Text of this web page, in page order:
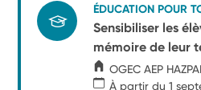
ÉDUCATION POUR
Sensibiliser les
mémoire de leur
OGEC AEP
À partir du 1